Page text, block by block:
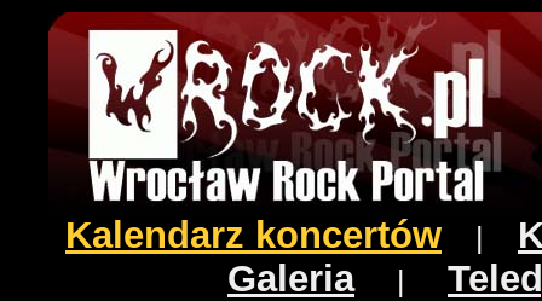
Kalendarz koncertów
Galeria|